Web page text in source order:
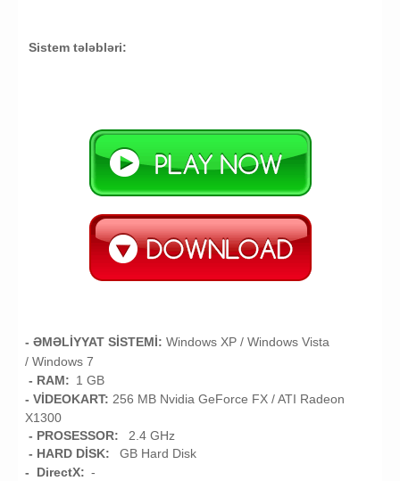
Sistem tələbləri:
- ƏMƏLİYYAT SİSTEMİ: Windows XP / Windows Vista
/ Windows 7
- RAM: 1 GB
- VİDEOKART: 256 MB Nvidia GeForce FX / ATI Radeon
X1300
- PROSESSOR:
2.4 GHz
- HARD DİSK:
GB Hard Disk
-
DirectX: -